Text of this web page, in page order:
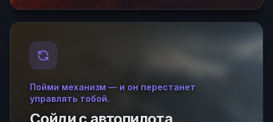
Пойми механизм — и он перестанет
управлять тобой.